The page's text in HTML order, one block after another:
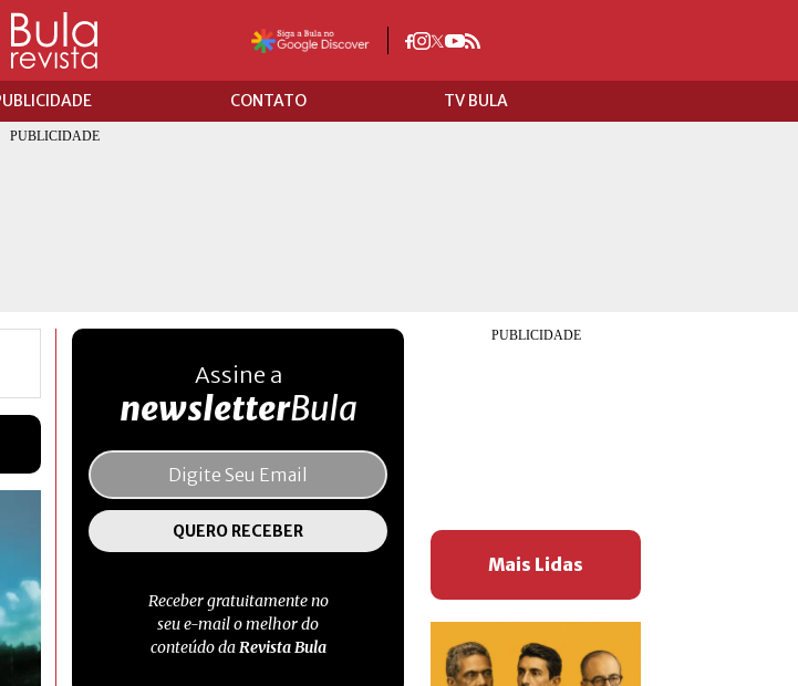
CONTATO TV BULA
Assine a
newsletterBula
Receber gratuitamente no
seu e-mail o melhor do
conteúdo daRevista Bula
Mais Lidas